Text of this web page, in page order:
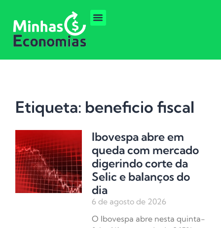
Etiqueta: beneficio fiscal
Ibovespa abre em
queda com mercado
digerindo corte da
Selic e balanços do
dia
6 de agosto de 2026
O Ibovespa abre nesta quinta-